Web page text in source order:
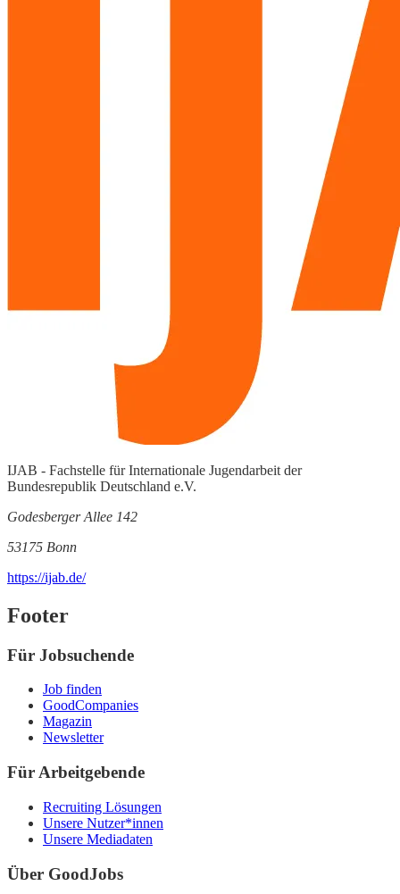
IJAB - Fachstelle für Internationale Jugendarbeit der
Bundesrepublik Deutschland e.V.
Godesberger Allee 142
53175 Bonn
https://ijab.de/
Footer
Für Jobsuchende
Job finden
GoodCompanies
Magazin
Newsletter
Für Arbeitgebende
Recruiting Lösungen
Unsere Nutzer*innen
Unsere Mediadaten
Über GoodJobs